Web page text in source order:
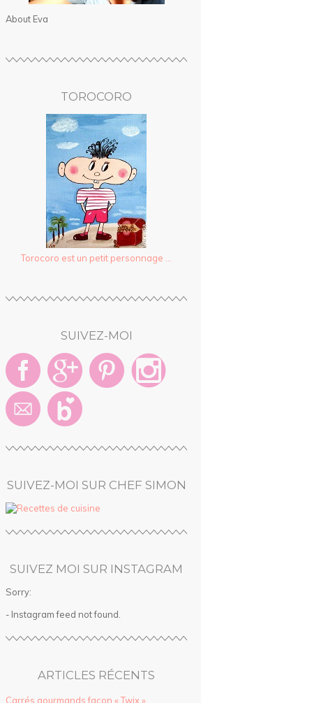
About Eva
TOROCORO
Torocoro est un petit personnage ...
SUIVEZ-MOI
SUIVEZ-MOI SUR CHEF SIMON
SUIVEZ MOI SUR INSTAGRAM
Sorry:
- Instagram feed not found.
ARTICLES RÉCENTS
Carrés gourmands façon « Twix »